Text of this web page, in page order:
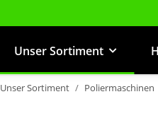
Unser Sortiment
Unser Sortiment Poliermaschinen